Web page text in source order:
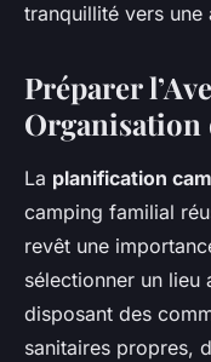
tranquillité vers une
Préparer
Organisation
La planification
camping familial
revêt une
sélectionner un lieu
disposant des
sanitaires propres,